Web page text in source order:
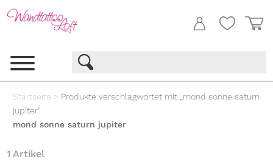
Startseite > Produkte verschlagwortet mit „mond sonne saturn
jupiter“
mond sonne saturn jupiter
1 Artikel